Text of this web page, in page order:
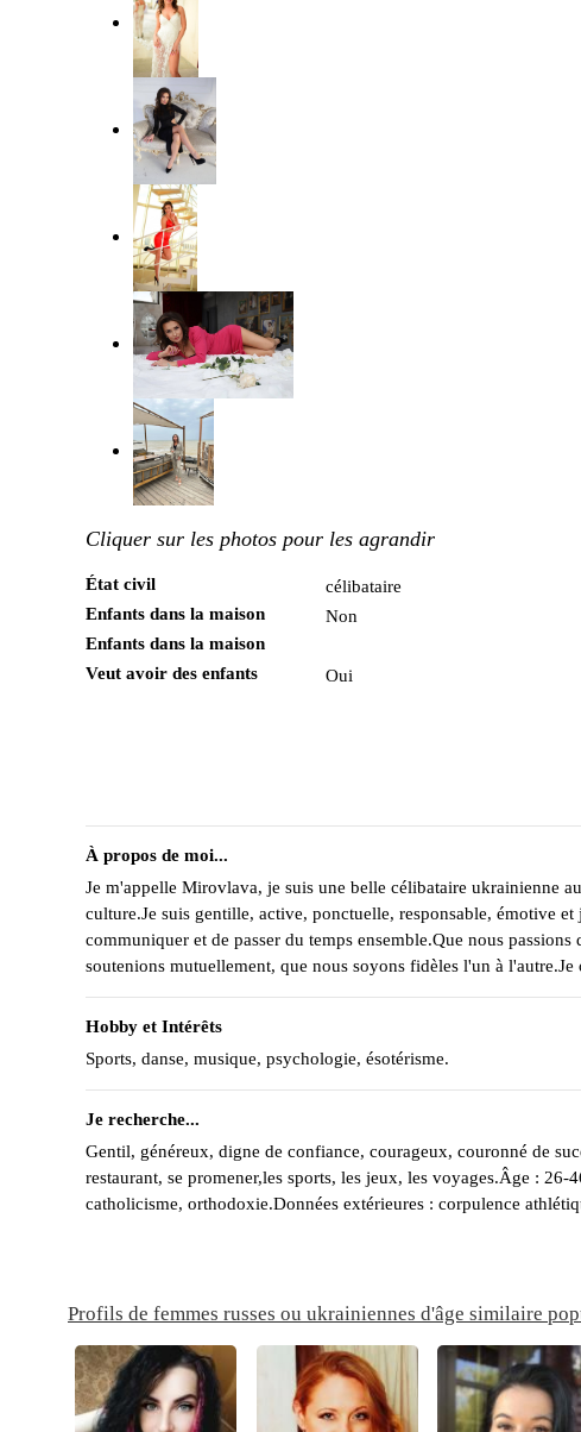
Cliquer sur les photos pour les agrandir
État civil
célibataire
Enfants dans la maison
Non
Enfants dans la maison
Veut avoir des enfants
Oui
À propos de moi...
Je m'appelle Mirovlava, je suis une belle célibataire ukrainienne
culture.Je suis gentille, active, ponctuelle, responsable, émotive
communiquer et de passer du temps ensemble.Que nous
soutenions mutuellement, que nous soyons fidèles l'un à
Hobby et Intérêts
Sports, danse, musique, psychologie, ésotérisme.
Je recherche...
Gentil, généreux, digne de confiance, courageux, couronné de
restaurant, se promener,les sports, les jeux, les voyages.Âge :
catholicisme, orthodoxie.Données extérieures : corpulence
Profils de femmes russes ou ukrainiennes d'âge similaire